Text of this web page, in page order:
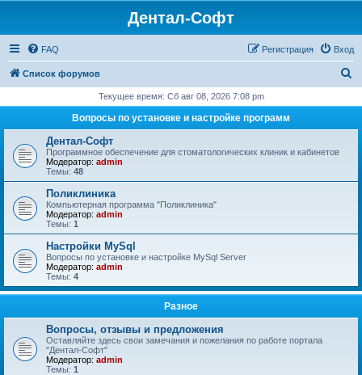
Дентал-Софт
FAQ Вход
Регистрация
Список форумов
с
Текущее время: Сб авг 08, 2026 7:08 pm
Вопросы по установке и настройке программ
Дентал-Софт
Программное обеспечение для стоматологических клиник и кабинетов
Модератор: admin
Темы: 48
Поликлиника
Компьютерная программа "Поликлиника"
Модератор: admin
Темы: 1
Настройки MySql
Вопросы по установке и настройке MySql Server
Модератор: admin
Темы: 4
Разное
Вопросы, отзывы и предложения
Оставляйте здесь свои замечания и пожелания по работе портала
"Дентал-Софт"
Модератор: admin
Темы: 1